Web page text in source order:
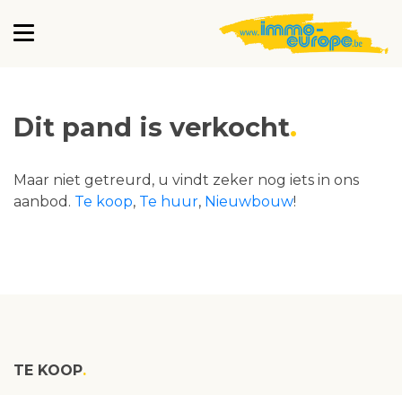
Dit pand is verkocht
Maar niet getreurd, u vindt zeker nog iets in ons
aanbod. Te koop, Te huur, Nieuwbouw!
TE KOOP